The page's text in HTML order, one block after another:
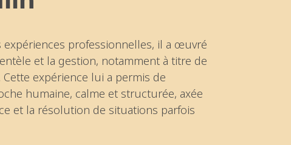
expériences professionnelles, il a œuvré
et la gestion, notamment à titre de
expérience lui a permis de
humaine, calme et structurée, axée
et la résolution de situations parfois